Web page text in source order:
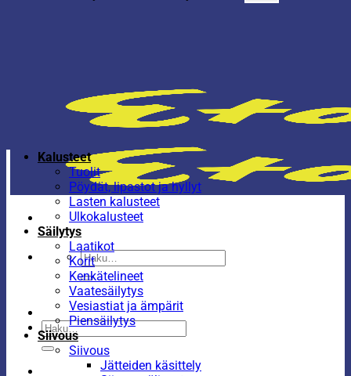
Etsi:
Etsi:
Kalusteet
Tuolit
Pöydät, lipastot ja hyllyt
Lasten kalusteet
Ulkokalusteet
Säilytys
Laatikot
Korit
Kenkätelineet
Vaatesäilytys
Vesiastiat ja ämpärit
Piensäilytys
Siivous
Siivous
Jätteiden käsittely